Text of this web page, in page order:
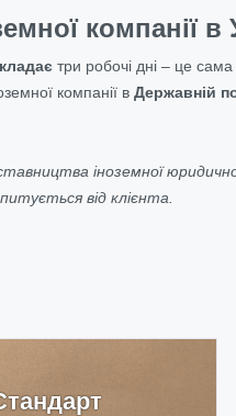
компанії в
три робочі дні – це
компанії в Державній
іноземної
від клієнта.